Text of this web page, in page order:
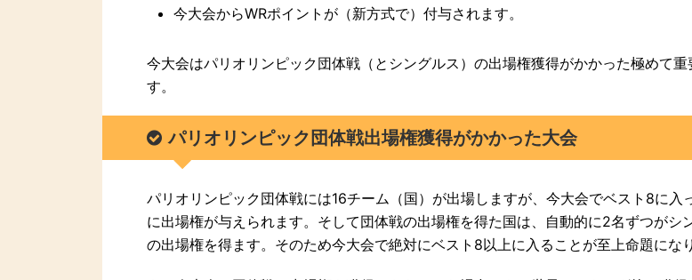
今大会からWRポイントが（新方式で）付与されます。
今大会はパリオリンピック団体戦（とシングルス）の出場権獲得がかかった極めて重
す。
パリオリンピック団体戦出場権獲得がかかった大会
パリオリンピック団体戦には16チーム（国）が出場しますが、今大会でベスト8に入
に出場権が与えられます。そして団体戦の出場権を得た国は、自動的に2名ずつがシ
の出場権を得ます。そのため今大会で絶対にベスト8以上に入ることが至上命題になり